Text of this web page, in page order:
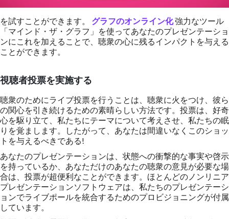
を試すことができます。 グラフのオンライン化強力なツール
「マインド・ザ・グラフ」を使ってあなたのプレゼンテーショ
ンにこれを加えることで、聴衆の心に残るインパクトを与える
ことができます。
視聴者投票を実施する
聴衆のためにライブ投票を行うことは、聴衆に火をつけ、彼ら
の関心を引き続けるための素晴らしい方法です。投票は、好奇
心を駆り立て、私たちにテーマについて考えさせ、私たちの眠
りを覚まします。したがって、あなたは間違いなくこのショッ
トを与えるべきである!
あなたのプレゼンテーションは、状態への衝撃的な事実や啓示
を持っているか、あなただけのあなたの聴衆の意見が必要な場
合は、投票が超便利なことができます。ほとんどのノンリニア
プレゼンテーションソフトウェアは、私たちのプレゼンテーシ
ョンでライブポールを統合するためのプロビジョニングが付属
しています。